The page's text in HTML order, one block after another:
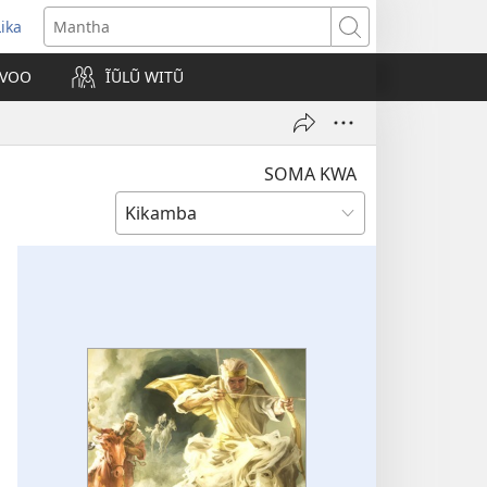
Mantha
ĨŨLŨ WITŨ
SOMA KWA